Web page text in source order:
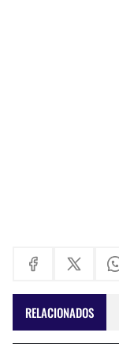
RELACIONADOS